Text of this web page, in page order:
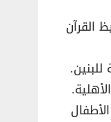
القرآن